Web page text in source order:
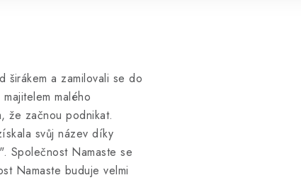
širákem a zamilovali se do
malého
že začnou podnikat.
svůj název díky
Společnost Namaste se
Namaste buduje velmi